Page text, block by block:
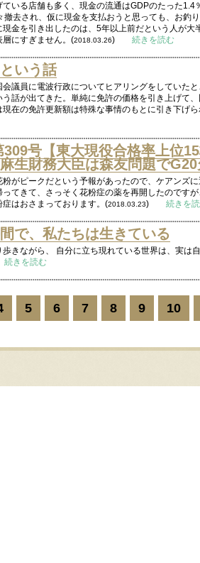
いる店舗も多く、現金の流通はGDPのたった1.4
撤去され、仮に現金を支払おうと思っても、お釣
現金を引き出したのは、5年以上前だという人が
層にすぎません。(2018.03.26) 続きを読む
いう話
議員に電波行政についてヒアリングをしていた
話が出てきた。単純に免許の価格を引き上げて
在の免許更新額は特殊な事情のもとに引き下げ
号【東大現役合格率上位
生財務大臣は森友問題で
がピークだという予報があったので、ケアンズ
てきて、さっそく花粉症の薬を再開したのです
はおさまっております。(2018.03.23) 続きを
で、私たちは生きている
きながら、 自分に立ち現れている世界は、実は
続きを読む
5 6 7 8 9 10